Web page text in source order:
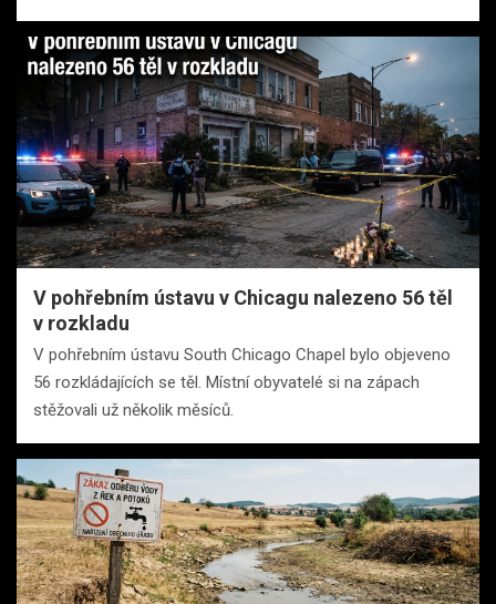
V pohřebním ústavu v Chicagu nalezeno 56 těl
v rozkladu
V pohřebním ústavu South Chicago Chapel bylo objeveno
56 rozkládajících se těl. Místní obyvatelé si na zápach
stěžovali už několik měsíců.